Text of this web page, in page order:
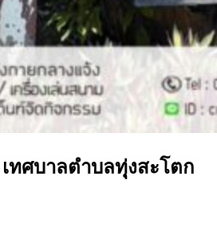
ทศบาลตำบลทุุ่งสะโตก